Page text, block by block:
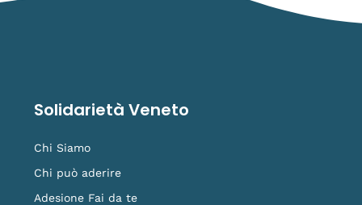
Solidarietà Veneto
Chi Siamo
Chi può aderire
Adesione Fai da te